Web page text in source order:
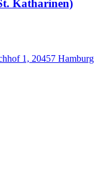
Katharinen)
1, 20457 Hamburg